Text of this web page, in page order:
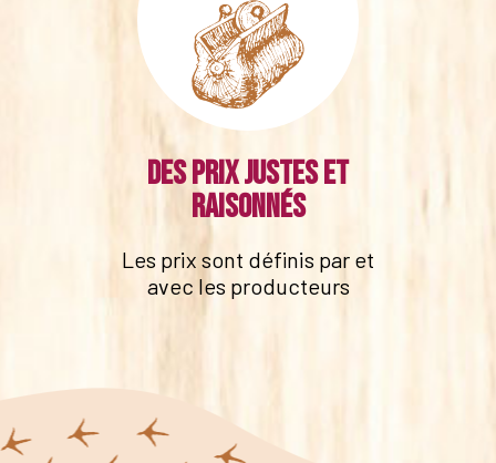
Des prix justes et
raisonnés
Les prix sont définis par et
avec les producteurs